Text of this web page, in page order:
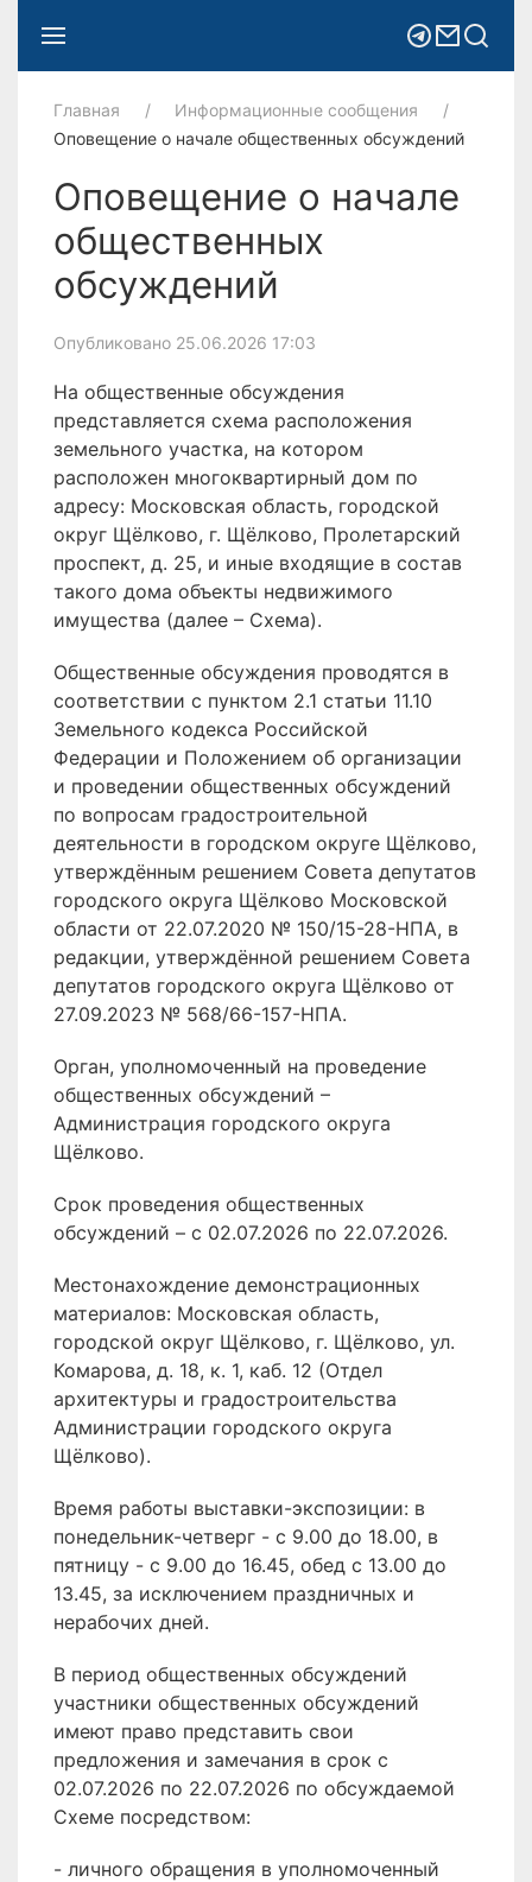
Главная
Информационные сообщения
Оповещение о начале общественных обсуждений
Оповещение о начале
общественных
обсуждений
Опубликовано 25.06.2026 17:03
На общественные обсуждения
представляется схема расположения
земельного участка, на котором
расположен многоквартирный дом по
адресу: Московская область, городской
округ Щёлково, г. Щёлково, Пролетарский
проспект, д. 25, и иные входящие в состав
такого дома объекты недвижимого
имущества (далее – Схема).
Общественные обсуждения проводятся в
соответствии с пунктом 2.1 статьи 11.10
Земельного кодекса Российской
Федерации и Положением об организации
и проведении общественных обсуждений
по вопросам градостроительной
деятельности в городском округе Щёлково,
утверждённым решением Совета депутатов
городского округа Щёлково Московской
области от 22.07.2020 № 150/15-28-НПА, в
редакции, утверждённой решением Совета
депутатов городского округа Щёлково от
27.09.2023 № 568/66-157-НПА.
Орган, уполномоченный на проведение
общественных обсуждений –
Администрация городского округа
Щёлково.
Срок проведения общественных
обсуждений – с 02.07.2026 по 22.07.2026.
Местонахождение демонстрационных
материалов: Московская область,
городской округ Щёлково, г. Щёлково, ул.
Комарова, д. 18, к. 1, каб. 12 (Отдел
архитектуры и градостроительства
Администрации городского округа
Щёлково).
Время работы выставки-экспозиции: в
понедельник-четверг - с 9.00 до 18.00, в
пятницу - с 9.00 до 16.45, обед с 13.00 до
13.45, за исключением праздничных и
нерабочих дней.
В период общественных обсуждений
участники общественных обсуждений
имеют право представить свои
предложения и замечания в срок с
02.07.2026 по 22.07.2026 по обсуждаемой
Схеме посредством:
- личного обращения в уполномоченный